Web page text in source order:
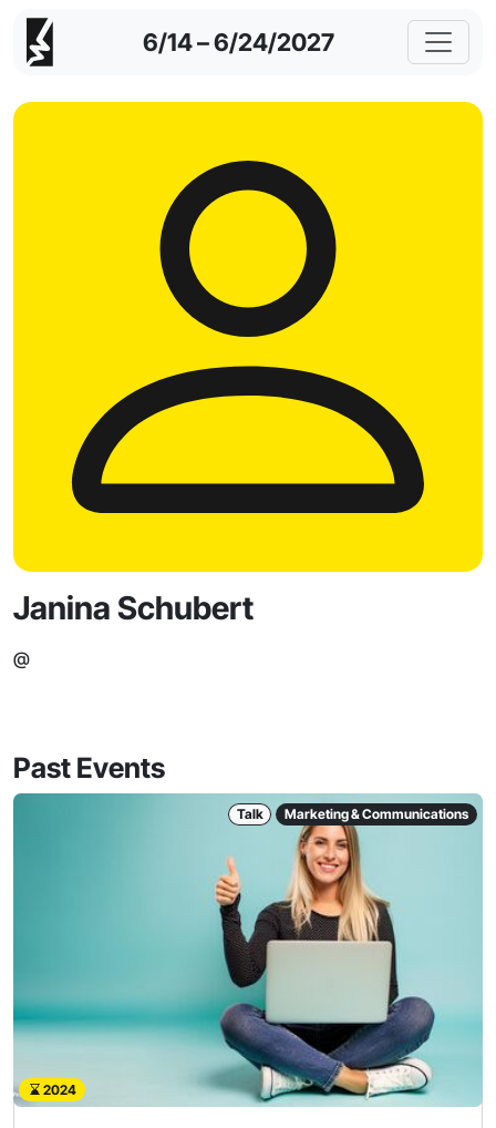
6/14 – 6/24/2027
Janina Schubert
@
Past Events
Talk Marketing & Communications
2024